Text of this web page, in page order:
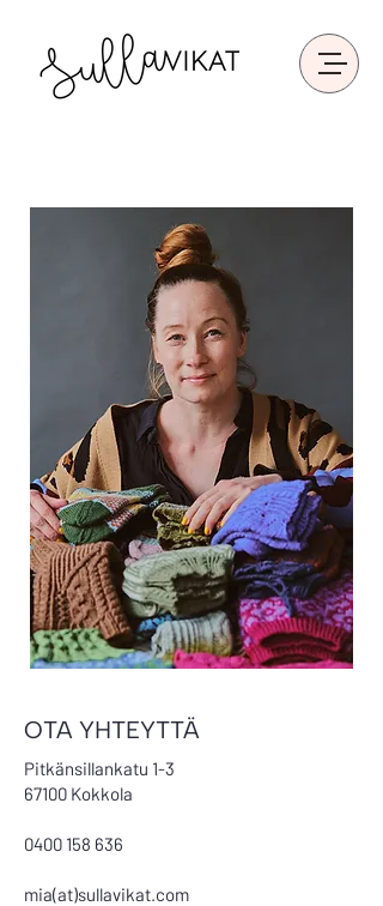
OTA YHTEYTTÄ
Pitkänsillankatu 1-3
67100 Kokkola
0400 158 636
mia(at)sullavikat.com